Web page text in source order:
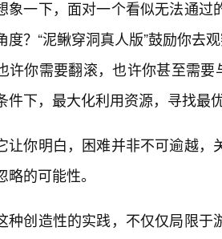
象一下，面对一个看似无法通过
度？“泥鳅穿洞真人版”鼓励你去
许你需要翻滚，也许你甚至需
件下，最大化利用资源，寻找最
让你明白，困难并非不可逾越
略的可能性。
种创造性的实践，不仅仅局限于